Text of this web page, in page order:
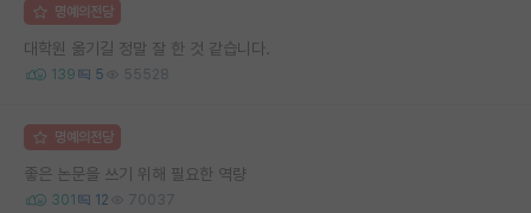
명예의전당
대학원 옮기길 정말 잘 한 것 같습니다.
139 5 55528
명예의전당
좋은 논문을 쓰기 위해 필요한 역량
301 12 70037